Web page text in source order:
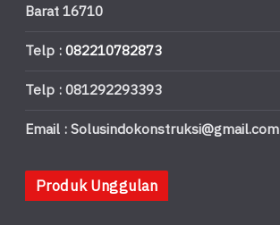
Barat 16710
Telp :082210782873
Telp : 081292293393
Email : Solusindokonstruksi@gmail.com
Produk Unggulan